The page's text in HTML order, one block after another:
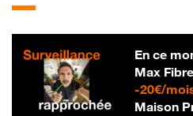
En ce
Max
-20€/
Maison